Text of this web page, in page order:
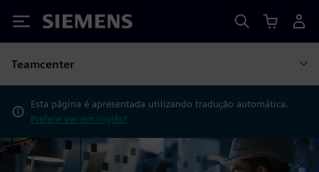
Siemens
Teamcenter
Esta página é apresentada utilizando tradução automática.
Prefere ver em inglês?